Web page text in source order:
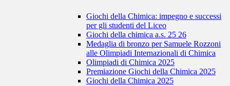
Giochi della Chimica: impegno e successi
per gli studenti del Liceo
Giochi della chimica a.s. 25 26
Medaglia di bronzo per Samuele Rozzoni
alle Olimpiadi Internazionali di Chimica
Olimpiadi di Chimica 2025
Premiazione Giochi della Chimica 2025
Giochi della Chimica 2025